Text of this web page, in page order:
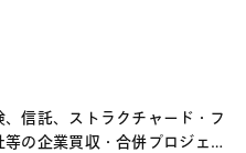
信託、ストラクチャード・フ
の企業買収・合併プロジェク